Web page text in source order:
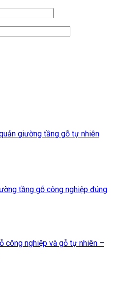
giường tầng gỗ tự nhiên
tầng gỗ công nghiệp đúng
công nghiệp và gỗ tự nhiên –